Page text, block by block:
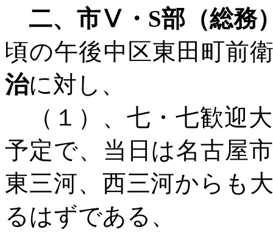
二、市Ⅴ・ S部（総務
頃の午後中区東田町前
治に対し、
（１）、七・七歓迎
予定で、当日は名古屋
東三河、西三河からも
るはずである、